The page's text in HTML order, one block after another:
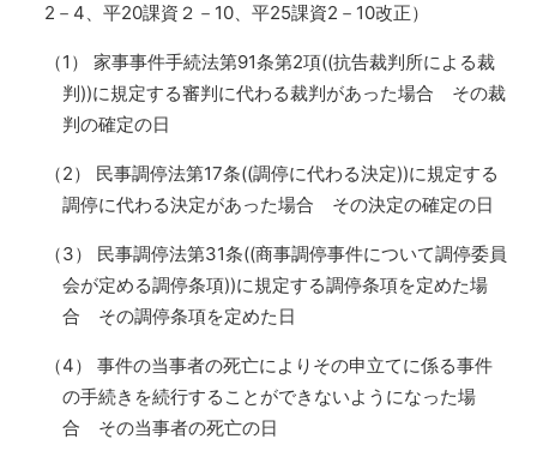
2－4、平20課資２－10、平25課資2－10改正）
（1） 家事事件手続法第91条第2項((抗告裁判所による裁
判))に規定する審判に代わる裁判があった場合 その裁
判の確定の日
（2） 民事調停法第17条((調停に代わる決定))に規定する
調停に代わる決定があった場合 その決定の確定の日
（3） 民事調停法第31条((商事調停事件について調停委員
会が定める調停条項))に規定する調停条項を定めた場
合 その調停条項を定めた日
（4） 事件の当事者の死亡によりその申立てに係る事件
の手続きを続行することができないようになった場
合 その当事者の死亡の日